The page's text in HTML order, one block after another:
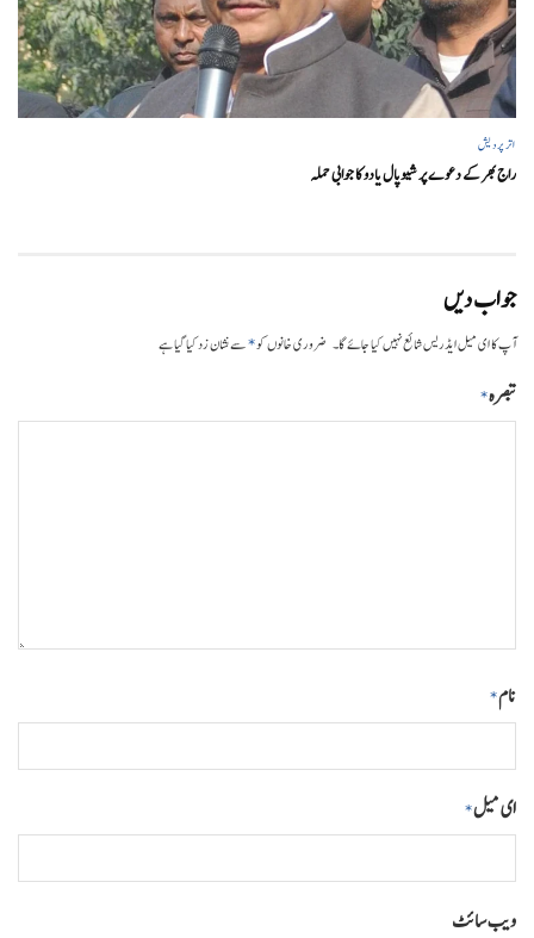
اتر پردیش
راج بھر کے دعوے پر شیوپال یادو کا جوابی حملہ
جواب دیں
آپ کا ای میل ایڈریس شائع نہیں کیا جائے گا۔ ضروری خانوں کو*سے نشان زد کیا گیا ہے
تبصرہ*
نام*
ای میل*
ویب‌ سائٹ